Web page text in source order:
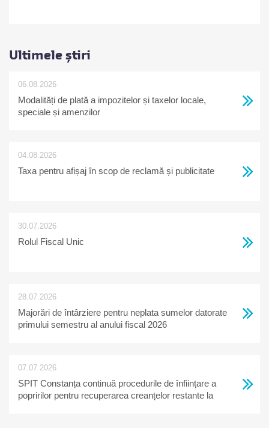
Ultimele știri
06.08.2026
Modalități de plată a impozitelor și taxelor locale,
speciale și amenzilor
04.08.2026
Taxa pentru afișaj în scop de reclamă și publicitate
30.07.2026
Rolul Fiscal Unic
28.07.2026
Majorări de întârziere pentru neplata sumelor datorate
primului semestru al anului fiscal 2026
07.07.2026
SPIT Constanța continuă procedurile de înființare a
popririlor pentru recuperarea creanțelor restante la